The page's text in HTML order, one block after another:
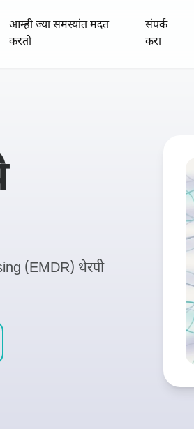
आम्ही ज्या समस्यांत मदत
करतो
संपर्क
करा
(EMDR) थेरपी